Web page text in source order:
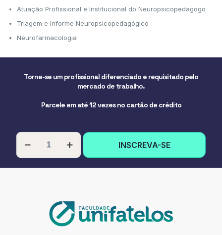
Atuação Profissional e Institucional do Neuropsicopedagogo
Triagem e Informe Neuropsicopedagógico
Neurofarmacologia
Torne-se um profissional diferenciado e requisitado pelo
mercado de trabalho.
Parcele em até 12 vezes no cartão de crédito
PÓS-
GRADUAÇÃO
EM
INSCREVA-SE